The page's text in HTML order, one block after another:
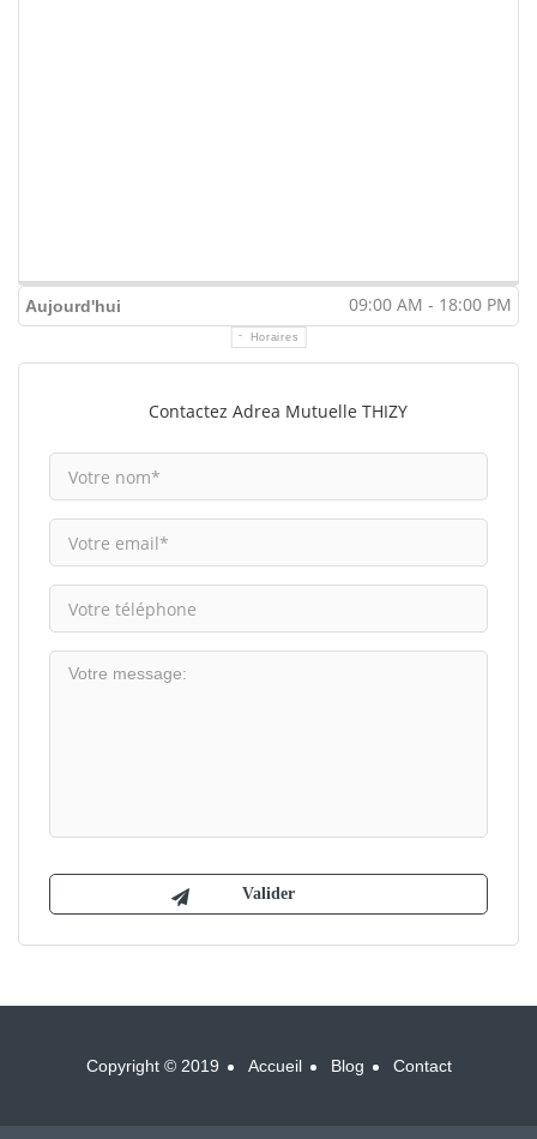
Aujourd'hui 09:00 AM - 18:00 PM
Horaires
Contactez Adrea Mutuelle THIZY
Copyright © 2019 Accueil Blog Contact